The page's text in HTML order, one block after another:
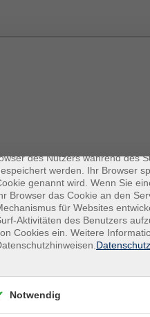
des Nutzers während des
werden. Ihr Browser
genannt wird. Wenn Sie
Browser das Cookie an den
für Websites
Aktivitäten des Benutzers
Cookies ein. Weitere
Datenschutz
Notwendig